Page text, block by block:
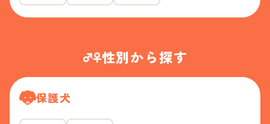
性別から探す
保護犬